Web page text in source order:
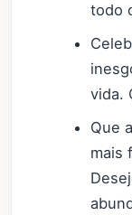
todo
vida.
Que
mais